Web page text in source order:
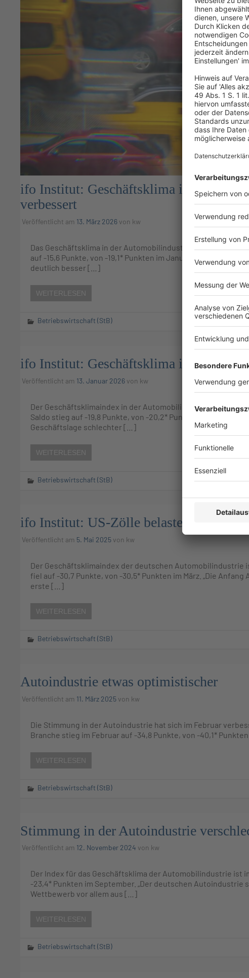
ifo Institut: Geschäftsklima in der
verbessert
Veröffentlicht am 13. März 2026von kw
Das Geschäftsklima in der Automobilindustrie hat sich im
auf -15,6 Punkte, von -19,1* Punkten im Januar. Die
deutlich besser […]
WEITERLESEN
Betriebswirtschaft (StB)
ifo Institut: Geschäftsklima in der
Veröffentlicht am 13. Januar 2026von kw
Der Geschäftsklimaindex in der Automobilindustrie hat sich
Saldo stieg auf -19,8 Punkte, von -20,2* Punkten im
Geschäftslage schlechter […]
WEITERLESEN
Betriebswirtschaft (StB)
ifo Institut: US-Zölle belasten
Veröffentlicht am 5. Mai 2025von kw
Der Geschäftsklimaindex der deutschen Automobilindustrie
fiel auf -30,7 Punkte, von -30,5* Punkten im März. „Die
erste […]
WEITERLESEN
Betriebswirtschaft (StB)
Autoindustrie etwas optimistischer
Veröffentlicht am 11. März 2025von kw
Die Stimmung in der Autoindustrie hat sich im Februar
Branche stieg im Februar auf -34,8 Punkte, von -40,1*
WEITERLESEN
Betriebswirtschaft (StB)
Stimmung in der Autoindustrie
Veröffentlicht am 12. November 2024 von kw
Der Index für das Geschäftsklima der Automobilindustrie ist
-23,4* Punkten im September. „Der deutschen
Wettbewerb vor allem aus […]
WEITERLESEN
Betriebswirtschaft (StB)